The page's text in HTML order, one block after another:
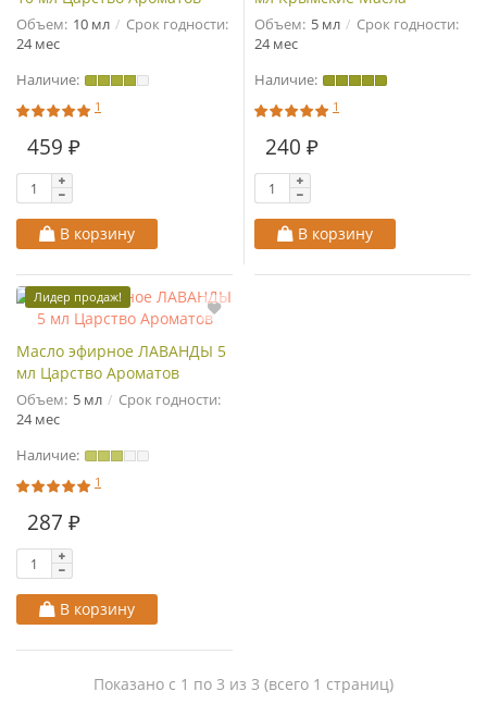
Объем: 10 мл
Срок годности:
24 мес
Наличие:
1
459 ₽
В корзину
Объем: 5 мл
Срок годности:
24 мес
Наличие:
1
240 ₽
В корзину
Лидер продаж!
Масло эфирное ЛАВАНДЫ 5
мл Царство Ароматов
Объем: 5 мл
Срок годности:
24 мес
Наличие:
1
287 ₽
В корзину
Показано с 1 по 3 из 3 (всего 1 страниц)